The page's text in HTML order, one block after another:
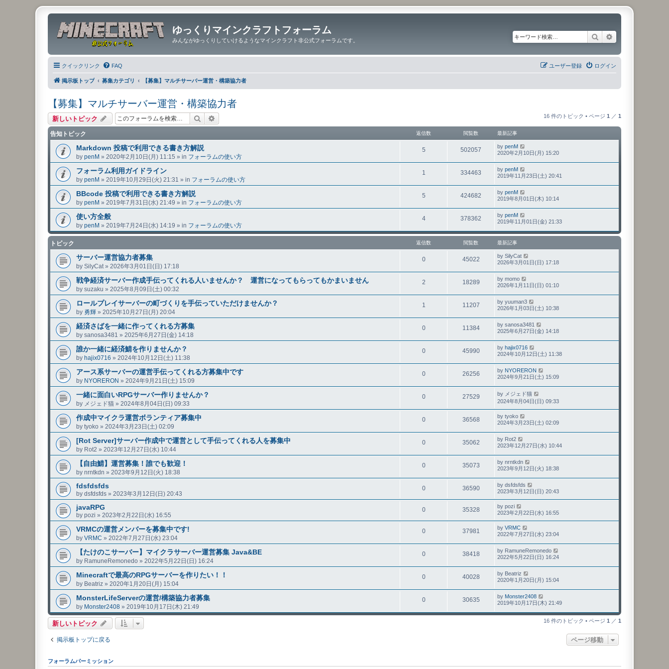
ゆっくりマインクラフトフォーラム
みんながゆっくりしていけるようなマインクラフト非公式フォーラムです。 検索
クイックリンク FAQ ログイン
ユーザー登録
掲示板トップ 募集カテゴリ 【募集】マルチサーバー運営・構築協力者
【募集】マルチサーバー運営・構築協力者
新しいトピック 検索 16 件のトピック • ページ 1 ／ 1
告知トピック 返信数 閲覧数 最新記事
Markdown 投稿で利用できる書き方解説
by penM » 2020年2月10日(月) 11:15 » in フォーラムの使い方
5 502057 by penM
2020年2月10日(月) 15:20
フォーラム利用ガイドライン
by penM » 2019年10月29日(火) 21:31 » in フォーラムの使い方
1 334463 by penM
2019年11月23日(土) 20:41
BBcode 投稿で利用できる書き方解説
by penM » 2019年7月31日(水) 21:49 » in フォーラムの使い方
5 424682 by penM
2019年8月01日(木) 10:14
使い方全般
by penM » 2019年7月24日(水) 14:19 » in フォーラムの使い方
4 378362 by penM
2019年11月01日(金) 21:33
トピック 返信数 閲覧数 最新記事
サーバー運営協力者募集
by SilyCat » 2026年3月01日(日) 17:18
0 45022 by SilyCat
2026年3月01日(日) 17:18
戦争経済サーバー作成手伝ってくれる人いませんか？ 運営になってもらってもかまいません
by suzaku » 2025年8月09日(土) 00:32
2 18289 by momo
2026年1月11日(日) 01:10
ロールプレイサーバーの町づくりを手伝っていただけませんか？
by 勇輝 » 2025年10月27日(月) 20:04
1 11207 by yuuman3
2026年1月03日(土) 10:38
経済さばを一緒に作ってくれる方募集
by sanosa3481 » 2025年6月27日(金) 14:18
0 11384 by sanosa3481
2025年6月27日(金) 14:18
誰か一緒に経済鯖を作りませんか？
by hajix0716 » 2024年10月12日(土) 11:38
0 45990 by hajix0716
2024年10月12日(土) 11:38
アース系サーバーの運営手伝ってくれる方募集中です
by NYORERON » 2024年9月21日(土) 15:09
0 26256 by NYORERON
2024年9月21日(土) 15:09
一緒に面白いRPGサーバー作りませんか？
by メジェド猫 » 2024年8月04日(日) 09:33
0 27529 by メジェド猫
2024年8月04日(日) 09:33
作成中マイクラ運営ボランティア募集中
by tyoko » 2024年3月23日(土) 02:09
0 36568 by tyoko
2024年3月23日(土) 02:09
[Rot Server]サーバー作成中で運営として手伝ってくれる人を募集中
by Rot2 » 2023年12月27日(水) 10:44
0 35062 by Rot2
2023年12月27日(水) 10:44
【自由鯖】運営募集！誰でも歓迎！
by nrntkdn » 2023年9月12日(火) 18:38
0 35073 by nrntkdn
2023年9月12日(火) 18:38
fdsfdsfds
by dsfdsfds » 2023年3月12日(日) 20:43
0 36590 by dsfdsfds
2023年3月12日(日) 20:43
javaRPG
by pozi » 2023年2月22日(水) 16:55
0 35328 by pozi
2023年2月22日(水) 16:55
VRMCの運営メンバーを募集中です!
by VRMC » 2022年7月27日(水) 23:04
0 37981 by VRMC
2022年7月27日(水) 23:04
【たけのこサーバー】マイクラサーバー運営募集 Java&BE
by RamuneRemonedo » 2022年5月22日(日) 16:24
0 38418 by RamuneRemonedo
2022年5月22日(日) 16:24
Minecraftで最高のRPGサーバーを作りたい！！
by Beatriz » 2020年1月20日(月) 15:04
0 40028 by Beatriz
2020年1月20日(月) 15:04
MonsterLifeServerの運営/構築協力者募集
by Monster2408 » 2019年10月17日(木) 21:49
0 30635 by Monster2408
2019年10月17日(木) 21:49
新しいトピック 16 件のトピック • ページ 1 ／ 1
掲示板トップに戻る ページ移動
フォーラムパーミッション